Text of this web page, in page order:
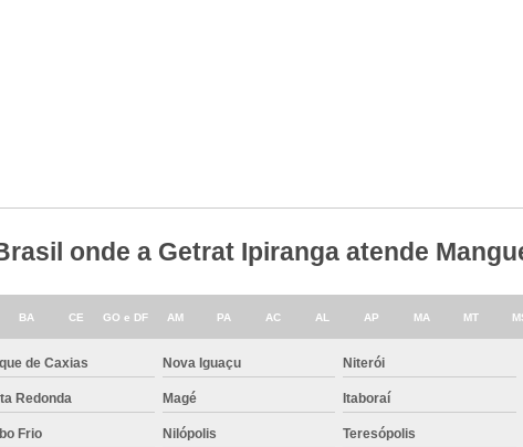
onde a Getrat Ipiranga atende
BA CE GO e DF AM PA AC AL AP MA MT
de Caxias Nova Iguaçu Niterói
Redonda Magé Itaboraí
Frio Nilópolis Teresópolis